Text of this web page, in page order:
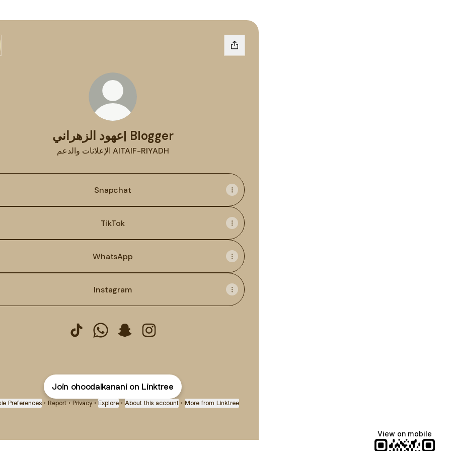
عهود الزهراني| Blogger
الإعلانات والدعم AlTAIF-RIYADH
Snapchat
TikTok
WhatsApp
Instagram
Join ohoodalkanani on Linktree
Preferences • Report • Privacy • Explore • About this account • More from Linktree
View on mobile